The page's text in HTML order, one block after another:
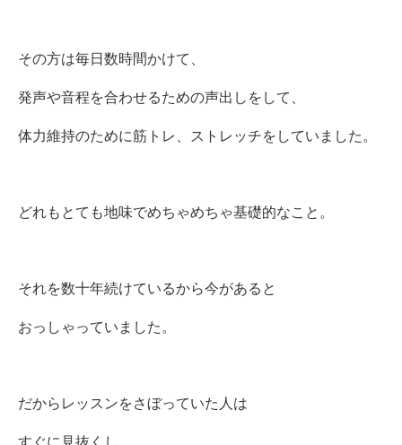
その方は毎日数時間かけて、
発声や音程を合わせるための声出しをして、
体力維持のために筋トレ、ストレッチをしていました。
どれもとても地味でめちゃめちゃ基礎的なこと。
それを数十年続けているから今があると
おっしゃっていました。
だからレッスンをさぼっていた人は
すぐに見抜くし